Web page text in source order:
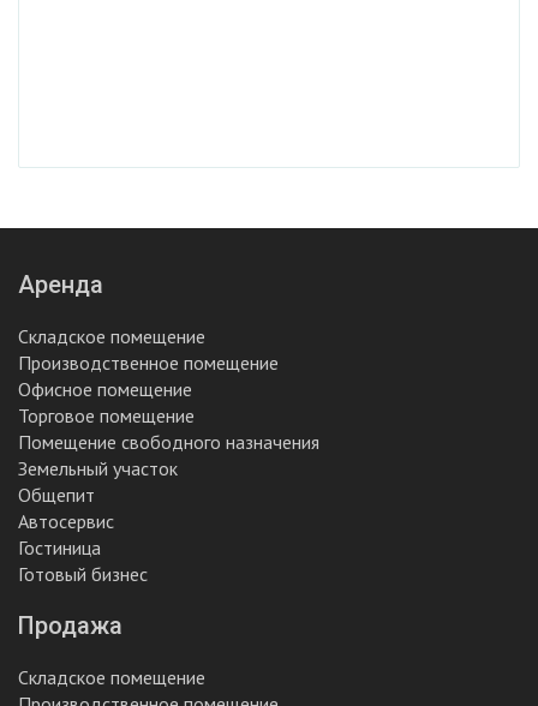
Аренда
Складское помещение
Производственное помещение
Офисное помещение
Торговое помещение
Помещение свободного назначения
Земельный участок
Общепит
Автосервис
Гостиница
Готовый бизнес
Продажа
Складское помещение